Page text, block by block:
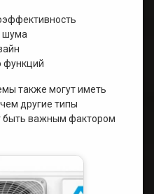
шума
функций
также могут иметь
другие типы
быть важным фактором